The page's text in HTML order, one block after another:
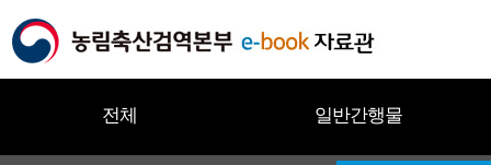
전체 일반간행물